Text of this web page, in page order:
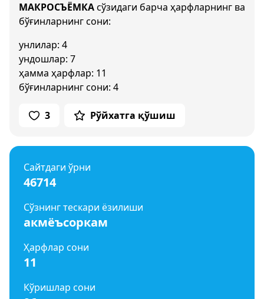
МАКРОСЪЁМКАсўзидаги барча ҳарфларнинг ва
бўғинларнинг сони:
унлилар: 4
ундошлар: 7
ҳамма ҳарфлар: 11
бўғинларнинг сони: 4
3 Рўйхатга қўшиш
Сайтдаги ўрни
46714
Сўзнинг тескари ёзилиши
акмёъсоркам
Ҳарфлар сони
11
Кўришлар сони